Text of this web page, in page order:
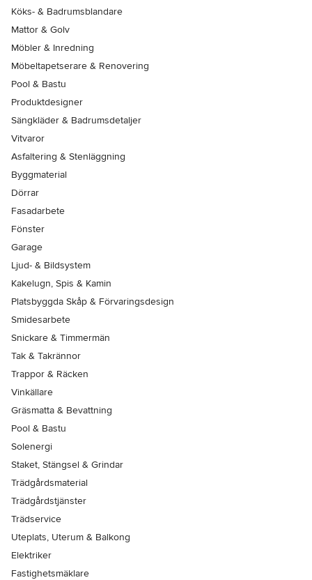
Köks- & Badrumsblandare
Mattor & Golv
Möbler & Inredning
Möbeltapetserare & Renovering
Pool & Bastu
Produktdesigner
Sängkläder & Badrumsdetaljer
Vitvaror
Asfaltering & Stenläggning
Byggmaterial
Dörrar
Fasadarbete
Fönster
Garage
Ljud- & Bildsystem
Kakelugn, Spis & Kamin
Platsbyggda Skåp & Förvaringsdesign
Smidesarbete
Snickare & Timmermän
Tak & Takrännor
Trappor & Räcken
Vinkällare
Gräsmatta & Bevattning
Pool & Bastu
Solenergi
Staket, Stängsel & Grindar
Trädgårdsmaterial
Trädgårdstjänster
Trädservice
Uteplats, Uterum & Balkong
Elektriker
Fastighetsmäklare